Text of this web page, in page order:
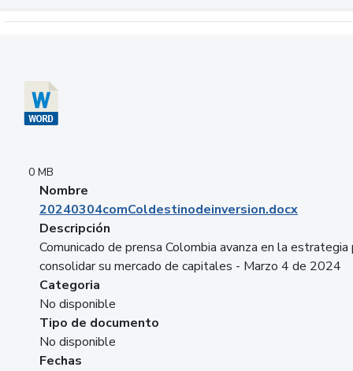
0 MB
Nombre
20240304comColdestinodeinversion.docx
Descripción
Comunicado de prensa Colombia avanza en la estrategia
consolidar su mercado de capitales - Marzo 4 de 2024
Categoria
No disponible
Tipo de documento
No disponible
Fechas